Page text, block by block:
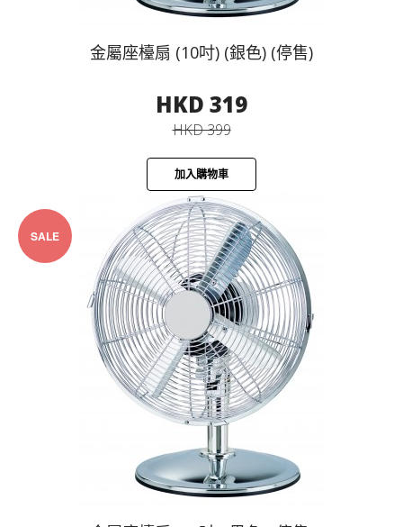
金屬座檯扇 (10吋) (銀色) (停售)
HKD 319
HKD 399
加入購物車
SALE